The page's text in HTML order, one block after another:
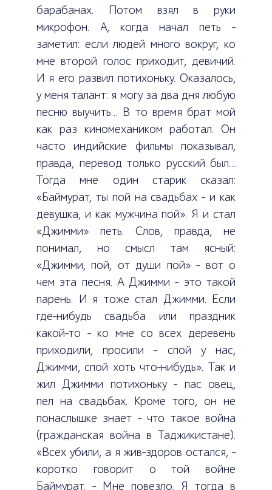
барабанах. Потом взял в руки
микрофон. А, когда начал петь –
заметил: если людей много вокруг, ко
мне второй голос приходит, девичий.
И я его развил потихоньку. Оказалось,
у меня талант: я могу за два дня любую
песню выучить… В то время брат мой
как раз киномехаником работал. Он
часто индийские фильмы показывал,
правда, перевод только русский был…
Тогда мне один старик сказал:
«Баймурат, ты пой на свадьбах – и как
девушка, и как мужчина пой». Я и стал
«Джимми» петь. Слов, правда, не
понимал, но смысл там ясный:
«Джимми, пой, от души пой» – вот о
чем эта песня. А Джимми – это такой
парень. И я тоже стал Джимми. Если
где-нибудь свадьба или праздник
какой-то – ко мне со всех деревень
приходили, просили – спой у нас,
Джимми, спой хоть что-нибудь». Так и
жил Джимми потихоньку – пас овец,
пел на свадьбах. Кроме того, он не
понаслышке знает – что такое война
(гражданская война в Таджикистане).
«Всех убили, а я жив-здоров остался, –
коротко говорит о той войне
Баймурат. – Мне повезло. Я тогда в